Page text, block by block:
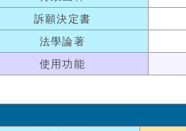
訴願決定書
法學論著
使用功能